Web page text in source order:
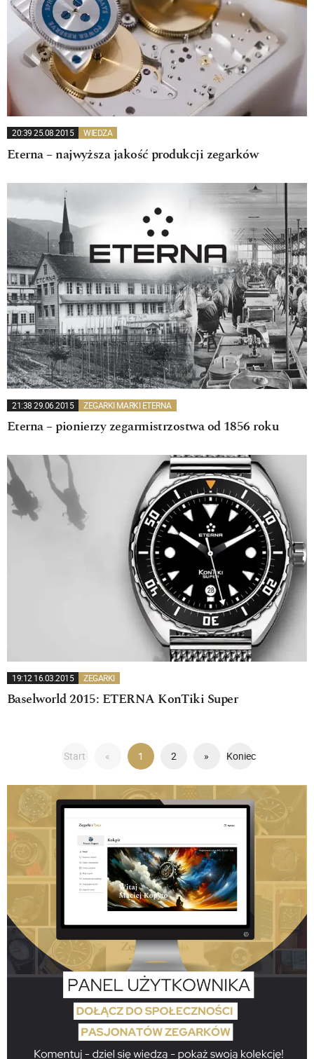
20:39 25.08.2015 WIEDZA
Eterna – najwyższa jakość produkcji zegarków
21:38 29.06.2015 ZEGARKI MARKI ETERNA
Eterna – pionierzy zegarmistrzostwa od 1856 roku
19:12 16.03.2015 ZEGARKI
Baselworld 2015: ETERNA KonTiki Super
Start « 1 2 » Koniec